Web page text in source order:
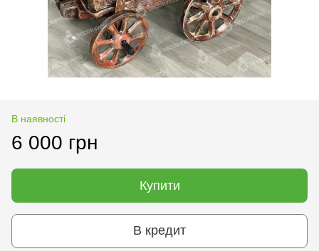
В наявності
6 000 грн
Купити
В кредит